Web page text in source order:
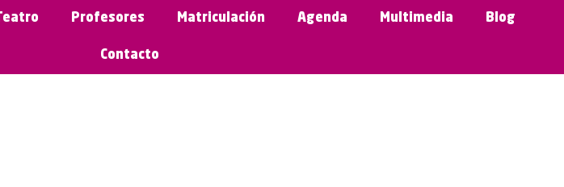
Teatro Profesores Matriculación Agenda Multimedia Blog
Contacto